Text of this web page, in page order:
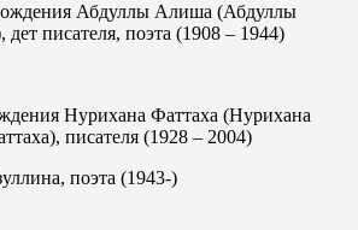
Абдуллы Алиша (Абдуллы
писателя, поэта (1908 – 1944)
Нурихана Фаттаха (Нурихана
писателя (1928 – 2004)
поэта (1943-)